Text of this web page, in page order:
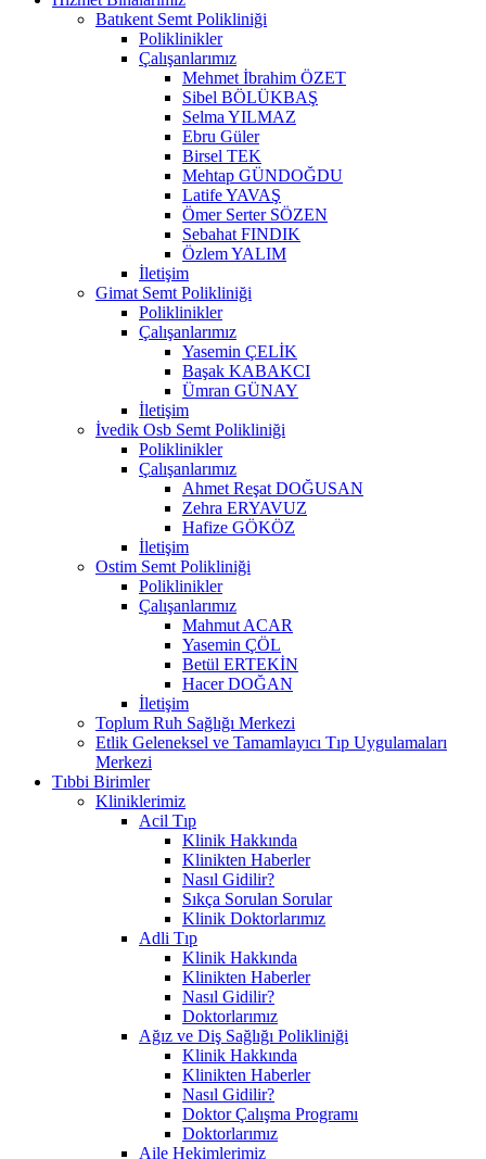
Batıkent Semt Polikliniği
Poliklinikler
Çalışanlarımız
Mehmet İbrahim ÖZET
Sibel BÖLÜKBAŞ
Selma YILMAZ
Ebru Güler
Birsel TEK
Mehtap GÜNDOĞDU
Latife YAVAŞ
Ömer Serter SÖZEN
Sebahat FINDIK
Özlem YALIM
İletişim
Gimat Semt Polikliniği
Poliklinikler
Çalışanlarımız
Yasemin ÇELİK
Başak KABAKCI
Ümran GÜNAY
İletişim
İvedik Osb Semt Polikliniği
Poliklinikler
Çalışanlarımız
Ahmet Reşat DOĞUSAN
Zehra ERYAVUZ
Hafize GÖKÖZ
İletişim
Ostim Semt Polikliniği
Poliklinikler
Çalışanlarımız
Mahmut ACAR
Yasemin ÇÖL
Betül ERTEKİN
Hacer DOĞAN
İletişim
Toplum Ruh Sağlığı Merkezi
Etlik Geleneksel ve Tamamlayıcı Tıp Uygulamaları
Merkezi
Tıbbi Birimler
Kliniklerimiz
Acil Tıp
Klinik Hakkında
Klinikten Haberler
Nasıl Gidilir?
Sıkça Sorulan Sorular
Klinik Doktorlarımız
Adli Tıp
Klinik Hakkında
Klinikten Haberler
Nasıl Gidilir?
Doktorlarımız
Ağız ve Diş Sağlığı Polikliniği
Klinik Hakkında
Klinikten Haberler
Nasıl Gidilir?
Doktor Çalışma Programı
Doktorlarımız
Aile Hekimlerimiz